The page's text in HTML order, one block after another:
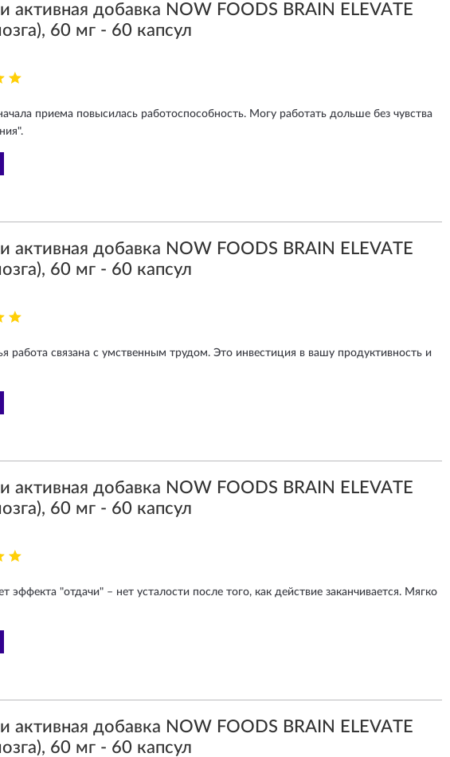
активная добавка NOW FOODS BRAIN ELEVATE
60 мг - 60 капсул
приема повысилась работоспособность. Могу работать дольше без чувства
активная добавка NOW FOODS BRAIN ELEVATE
60 мг - 60 капсул
работа связана с умственным трудом. Это инвестиция в вашу продуктивность и
активная добавка NOW FOODS BRAIN ELEVATE
60 мг - 60 капсул
эффекта "отдачи" – нет усталости после того, как действие заканчивается. Мягко
активная добавка NOW FOODS BRAIN ELEVATE
60 мг - 60 капсул